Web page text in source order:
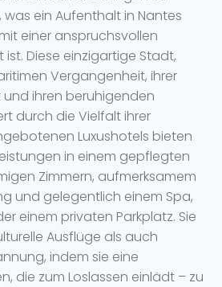
was ein Aufenthalt in Nantes
einer anspruchsvollen
Diese einzigartige Stadt,
Vergangenheit, ihrer
und ihren beruhigenden
durch die Vielfalt ihrer
Luxushotels bieten
in einem gepflegten
Zimmern, aufmerksamem
und gelegentlich einem Spa,
einem privaten Parkplatz. Sie
Ausflüge als auch
indem sie eine
die zum Loslassen einlädt – zu